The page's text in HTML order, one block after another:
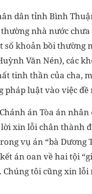
dân tỉnh Bình
nhà nước
khoản bồi thường
Văn Nén), các
tinh thần của cha,
luật vào việc
án Tòa án
xin lỗi chân thành
vụ án “bà Dương
án oan về hai tội
Chúng tôi cũng xin